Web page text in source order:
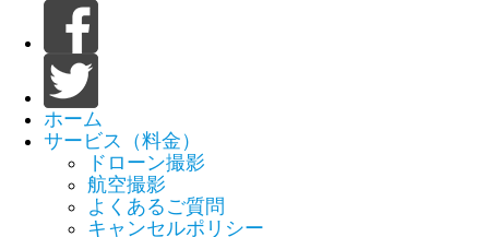
ホーム
サービス（料金）
ドローン撮影
航空撮影
よくあるご質問
キャンセルポリシー